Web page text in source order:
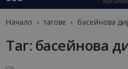
Начало тагове басейнова
Таг: басейнова